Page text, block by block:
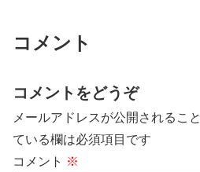
コメント
コメントをどうぞ
メールアドレスが公開されるこ
ている欄は必須項目です
コメント ※